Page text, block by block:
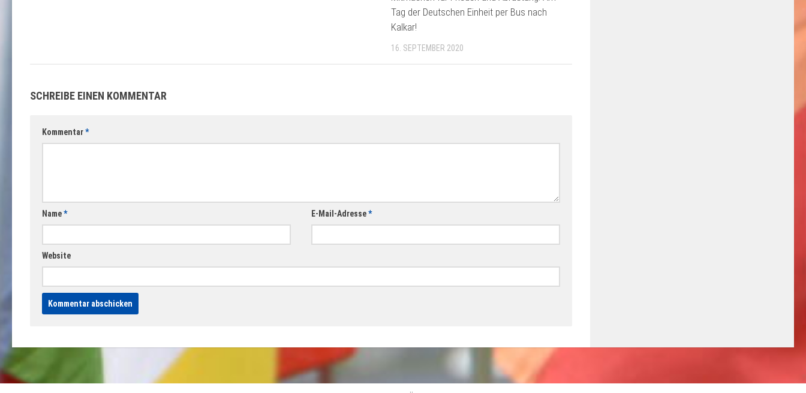
Tag der Deutschen Einheit per Bus nach
Kalkar!
16. SEPTEMBER 2020
SCHREIBE EINEN KOMMENTAR
Kommentar*
Name* E-Mail-Adresse*
Website